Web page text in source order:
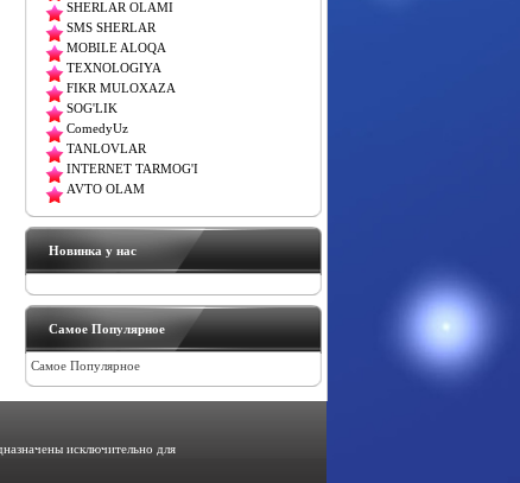
SHERLAR OLAMI
SMS SHERLAR
MOBILE ALOQA
TEXNOLOGIYA
FIKR MULOXAZA
SOG'LIK
ComedyUz
TANLOVLAR
INTERNET TARMOG'I
AVTO OLAM
Новинка у нас
Самое Популярное
Самое Популярное
исключительно для